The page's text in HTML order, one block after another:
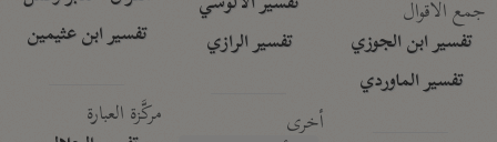
جمع الأقوال
تفسير ابن الجوزي
تفسير الماوردي
تفسير الرازي
أخرى
تفسير ابن عثيمين
مركَّزة العبارة